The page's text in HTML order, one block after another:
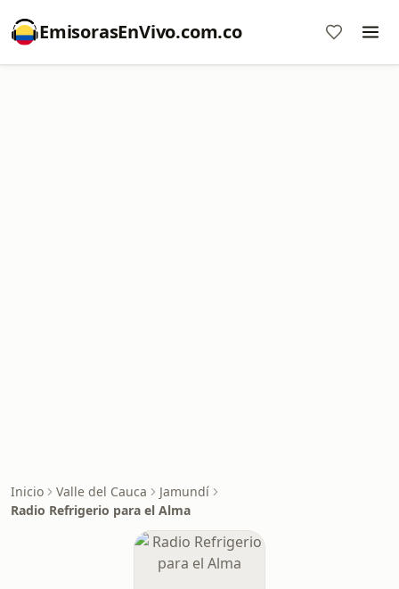
EmisorasEnVivo.com.co
Inicio Valle del Cauca
Jamundí
Radio Refrigerio para el Alma